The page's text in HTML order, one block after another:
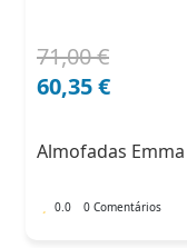
71,00€
O
preço
71,00 €.
60,35€
O
preço
60,35 €.
Almofadas
0.0 0 Comentários